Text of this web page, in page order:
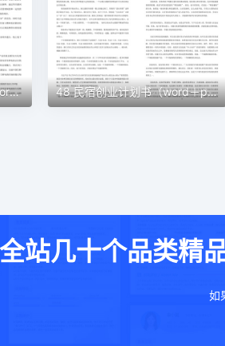
49 生鲜配送项目计划书（word＋ppt配套）创业计划书word模板 48 民宿创业计划书（word＋ppt配套）创业计划书word模板
全站几十个品类精
如